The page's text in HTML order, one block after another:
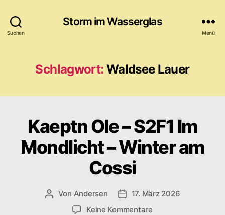
Suchen
Storm im Wasserglas
Menü
Schlagwort: Waldsee Lauer
Kaeptn Ole – S2F1 Im
Mondlicht – Winter am
Cossi
Beitragsautor
Von Andersen Veröffentlichungsdatum
17. März 2026
Keine Kommentarezu